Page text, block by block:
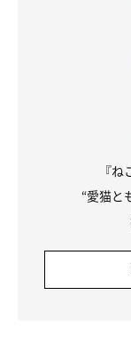
『
“愛猫と